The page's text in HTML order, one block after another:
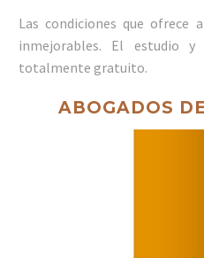
Las condiciones que ofrece
inmejorables. El estudio
totalmente gratuito.
ABOGADOS